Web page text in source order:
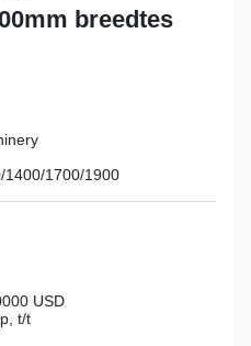
breedtes
1400/1700/1900
USD
t/t